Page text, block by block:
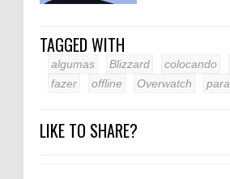
TAGGED WITH
algumas Blizzard colocando
fazer
offline Overwatch para
LIKE TO SHARE?